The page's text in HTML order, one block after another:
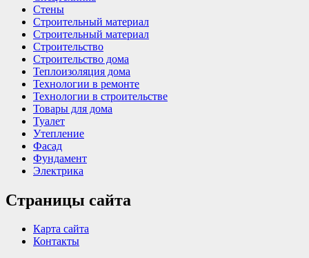
Стены
Строительный материал
Строительный материал
Строительство
Строительство дома
Теплоизоляция дома
Технологии в ремонте
Технологии в строительстве
Товары для дома
Туалет
Утепление
Фасад
Фундамент
Электрика
Страницы сайта
Карта сайта
Контакты